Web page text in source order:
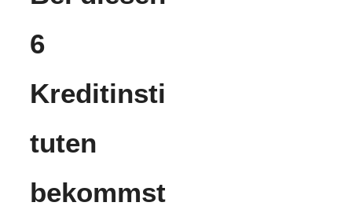
6
Kreditinsti
tuten
bekommst